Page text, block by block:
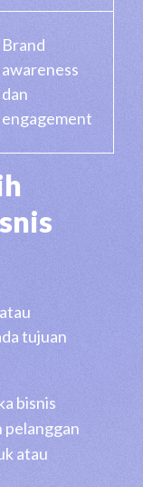
Brand
awareness
dan
engagement
tujuan
bisnis
pelanggan
atau